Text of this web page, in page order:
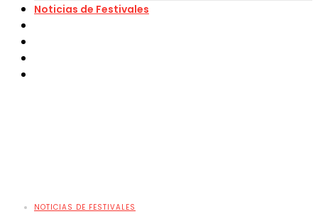
Noticias de Festivales
NOTICIAS DE FESTIVALES